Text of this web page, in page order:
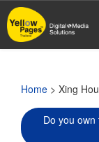
Skip
to
main
Home > Xing
Do you